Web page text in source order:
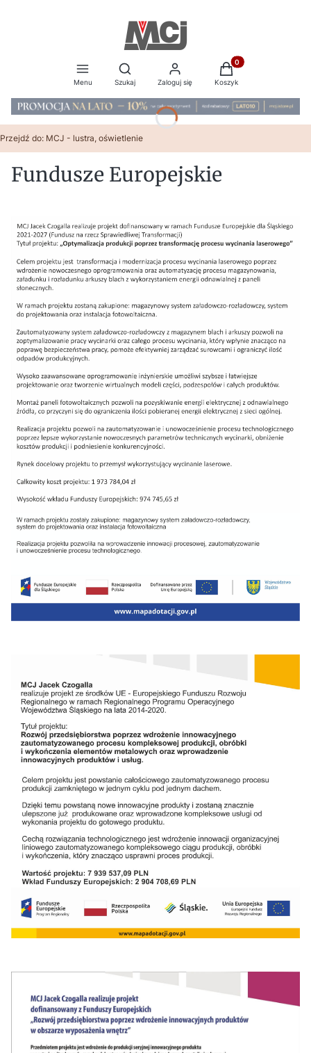
Menu
Otwórz wyszukiwarkę
Szukaj Zaloguj się
Produkty w
Koszyk
Przejdź do: MCJ - lustra, oświetlenie
Fundusze Europejskie